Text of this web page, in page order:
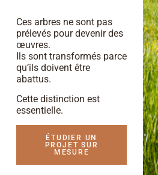
Ces arbres ne sont pas
prélevés pour devenir des
œuvres.
Ils sont transformés parce
qu’ils doivent être
abattus.
Cette distinction est
essentielle.
ÉTUDIER UN
PROJET SUR
MESURE